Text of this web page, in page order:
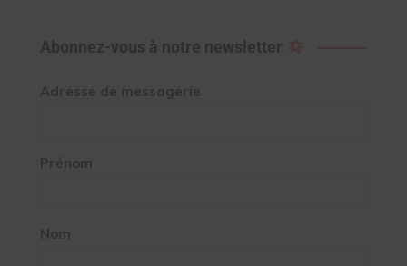
Abonnez-vous à notre newsletter
Adresse de messagerie
Prénom
Nom